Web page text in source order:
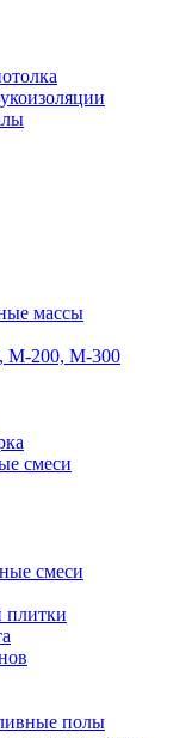
массы
М-200, М-300
смеси
смеси
плитки
полы